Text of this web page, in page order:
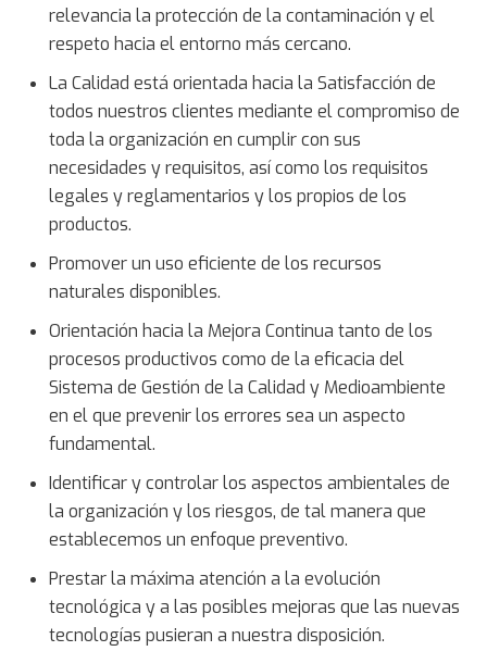
relevancia la protección de la contaminación y el
respeto hacia el entorno más cercano.
La Calidad está orientada hacia la Satisfacción de
todos nuestros clientes mediante el compromiso de
toda la organización en cumplir con sus
necesidades y requisitos, así como los requisitos
legales y reglamentarios y los propios de los
productos.
Promover un uso eficiente de los recursos
naturales disponibles.
Orientación hacia la Mejora Continua tanto de los
procesos productivos como de la eficacia del
Sistema de Gestión de la Calidad y Medioambiente
en el que prevenir los errores sea un aspecto
fundamental.
Identificar y controlar los aspectos ambientales de
la organización y los riesgos, de tal manera que
establecemos un enfoque preventivo.
Prestar la máxima atención a la evolución
tecnológica y a las posibles mejoras que las nuevas
tecnologías pusieran a nuestra disposición.